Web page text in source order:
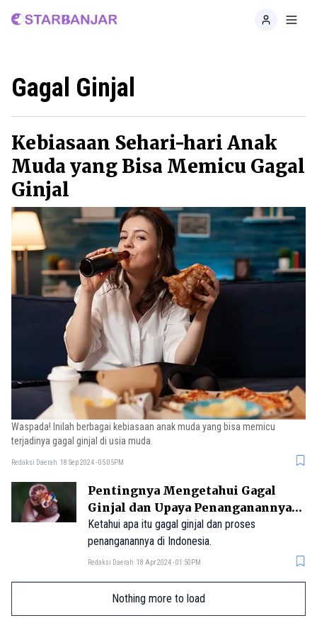
Home
Gagal Ginjal
Kebiasaan Sehari-hari Anak
Muda yang Bisa Memicu Gagal
Ginjal
Waspada! Inilah berbagai kebiasaan anak muda yang bisa memicu
terjadinya gagal ginjal di usia muda.
Redaksi Daerah 18 Sep 2024 - 05:05PM
Pentingnya Mengetahui Gagal
Ginjal dan Upaya Penanganannya
di Indonesia
Ketahui apa itu gagal ginjal dan proses
penanganannya di Indonesia.
Redaksi Daerah 18 Apr 2024 - 01:50PM
Nothing more to load